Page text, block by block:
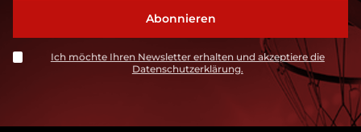
Ich möchte Ihren Newsletter erhalten und akzeptiere die
Datenschutzerklärung.